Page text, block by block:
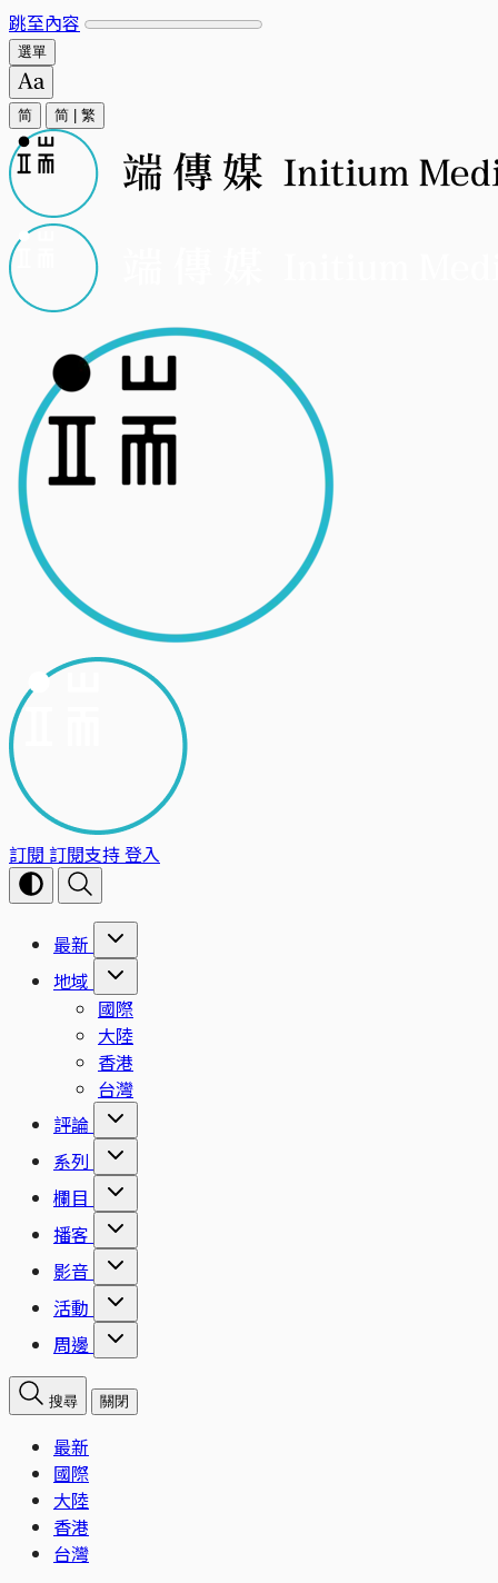
跳至內容
選單
简 简 繁
訂閱 訂閱支持登入
最新
地域
國際
大陸
香港
台灣
評論
系列
欄目
播客
影音
活動
周邊
搜尋 關閉
最新
國際
大陸
香港
台灣